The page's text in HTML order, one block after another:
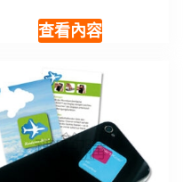
查看內容